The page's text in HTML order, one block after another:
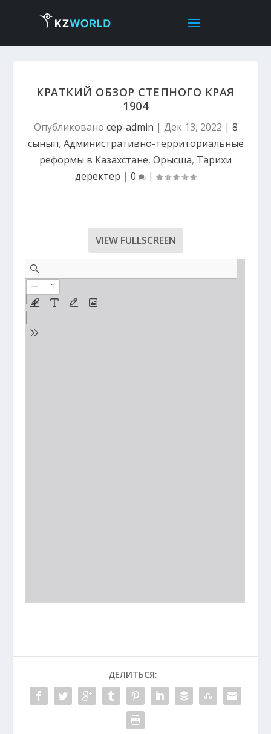
КРАТКИЙ ОБЗОР СТЕПНОГО КРАЯ
1904
Опубликовано cep-admin | Дек 13, 2022 | 8
сынып, Административно-территориальные
реформы в Казахстане, Орысша, Тарихи
деректер | 0 |
VIEW FULLSCREEN
ДЕЛИТЬСЯ: